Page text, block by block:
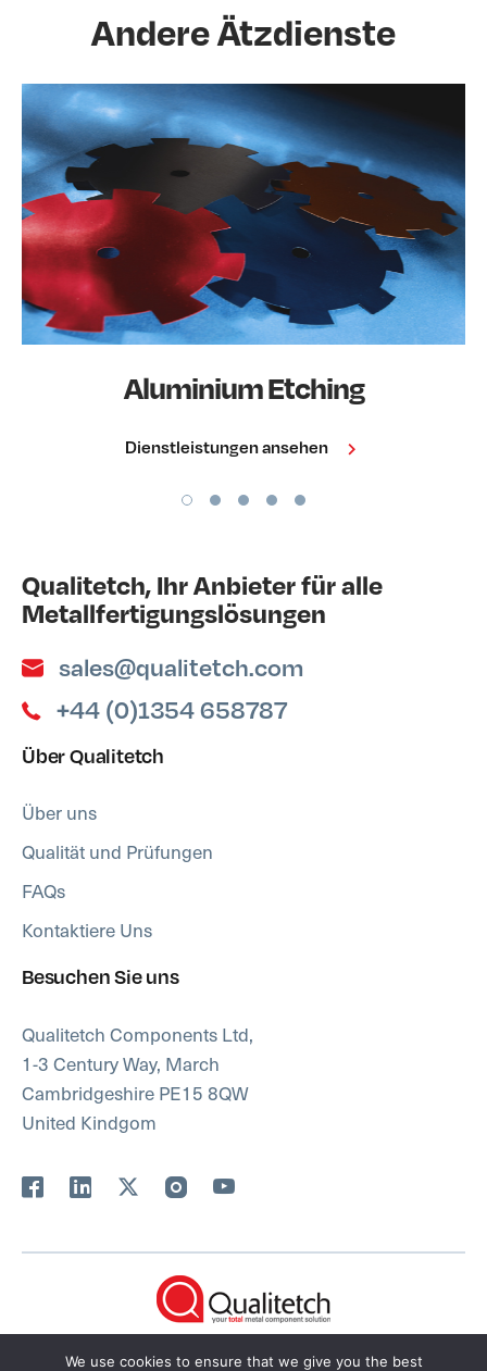
Andere Ätzdienste
Aluminium Etching
Dienstleistungen ansehen
Qualitetch, Ihr Anbieter für alle
Metallfertigungslösungen
sales@qualitetch.com
+44 (0)1354 658787
Über Qualitetch
Über uns
Qualität und Prüfungen
FAQs
Kontaktiere Uns
Besuchen Sie uns
Qualitetch Components Ltd,
1-3 Century Way, March
Cambridgeshire PE15 8QW
United Kindgom
Datenschutzrichtlinie Terms & Bedingungen
We use cookies to ensure that we give you the best